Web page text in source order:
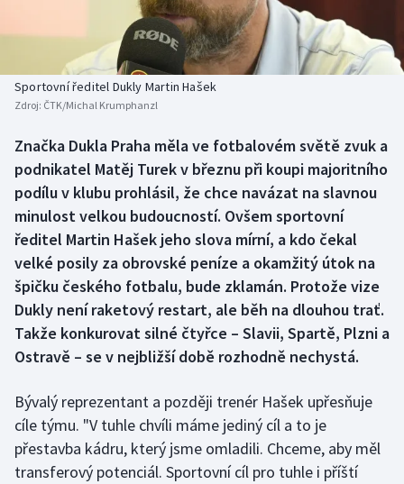
Basketbal
Biatlon
Box
Curling
Dostihy
Florbal
Futsal
Gymnastika
Házená
Historické návraty
Aplikace ČT sport
Sportovní ředitel Dukly Martin Hašek
Zdroj: ČTK/Michal Krumphanzl
Značka Dukla Praha měla ve fotbalovém světě zvuk a
podnikatel Matěj Turek v březnu při koupi majoritního
podílu v klubu prohlásil, že chce navázat na slavnou
minulost velkou budoucností. Ovšem sportovní
ředitel Martin Hašek jeho slova mírní, a kdo čekal
velké posily za obrovské peníze a okamžitý útok na
špičku českého fotbalu, bude zklamán. Protože vize
Dukly není raketový restart, ale běh na dlouhou trať.
Takže konkurovat silné čtyřce – Slavii, Spartě, Plzni a
Ostravě – se v nejbližší době rozhodně nechystá.
Bývalý reprezentant a později trenér Hašek upřesňuje
cíle týmu. "V tuhle chvíli máme jediný cíl a to je
přestavba kádru, který jsme omladili. Chceme, aby měl
transferový potenciál. Sportovní cíl pro tuhle i příští